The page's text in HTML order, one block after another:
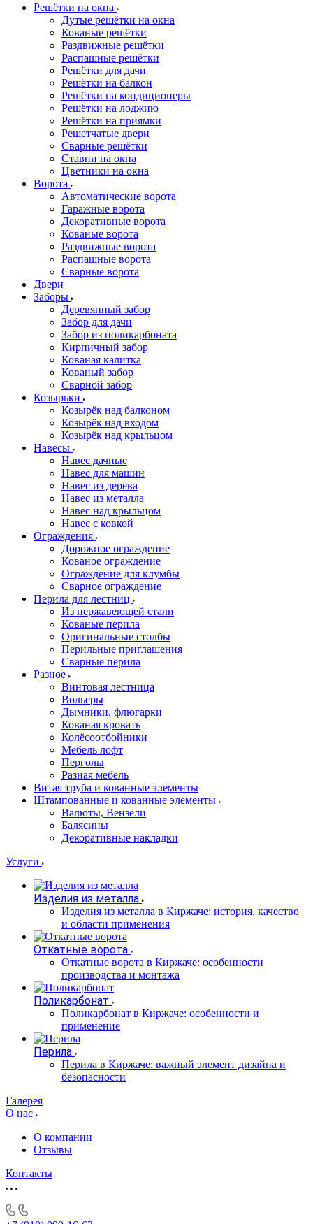
Решётки на окна
Дутые решётки на окна
Кованые решётки
Раздвижные решётки
Распашные решётки
Решётки для дачи
Решётки на балкон
Решётки на кондиционеры
Решётки на лоджию
Решётки на приямки
Решетчатые двери
Сварные решётки
Ставни на окна
Цветники на окна
Ворота
Автоматические ворота
Гаражные ворота
Декоративные ворота
Кованые ворота
Раздвижные ворота
Распашные ворота
Сварные ворота
Двери
Заборы
Деревянный забор
Забор для дачи
Забор из поликарбоната
Кирпичный забор
Кованая калитка
Кованый забор
Сварной забор
Козырьки
Козырёк над балконом
Козырёк над входом
Козырёк над крыльцом
Навесы
Навес дачные
Навес для машин
Навес из дерева
Навес из металла
Навес над крыльцом
Навес с ковкой
Ограждения
Дорожное ограждение
Кованое ограждение
Ограждение для клумбы
Сварное ограждение
Перила для лестниц
Из нержавеющей стали
Кованые перила
Оригинальные столбы
Перильные приглашения
Сварные перила
Разное
Винтовая лестница
Вольеры
Дымники, флюгарки
Кованая кровать
Колёсоотбойники
Мебель лофт
Перголы
Разная мебель
Витая труба и кованные элементы
Штампованные и кованные элементы
Валюты, Вензели
Балясины
Декоративные накладки
Услуги
Изделия из металла
Изделия из металла в Киржаче: история, качество
и области применения
Откатные ворота
Откатные ворота в Киржаче: особенности
производства и монтажа
Поликарбонат
Поликарбонат в Киржаче: особенности и
применение
Перила
Перила в Киржаче: важный элемент дизайна и
безопасности
Галерея
О нас
О компании
Отзывы
Контакты